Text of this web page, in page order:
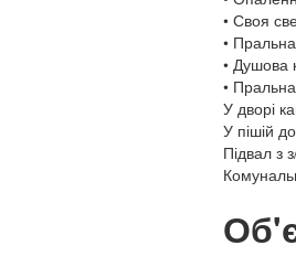
• Своя
•
• Душова
•
У дворі
У пішій
Підвал з